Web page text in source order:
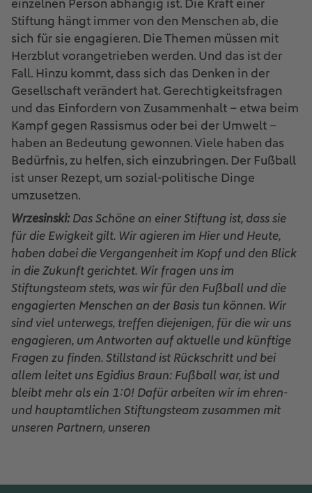
einzelnen Person abhängig ist. Die Kraft einer
Stiftung hängt immer von den Menschen ab, die
sich für sie engagieren. Die Themen müssen mit
Herzblut vorangetrieben werden. Und das ist der
Fall. Hinzu kommt, dass sich das Denken in der
Gesellschaft verändert hat. Gerechtigkeitsfragen
und das Einfordern von Zusammenhalt – etwa beim
Kampf gegen Rassismus oder bei der Umwelt –
haben an Bedeutung gewonnen. Viele haben das
Bedürfnis, zu helfen, sich einzubringen. Der Fußball
ist unser Rezept, um sozial-politische Dinge
umzusetzen.
Wrzesinski: Das Schöne an einer Stiftung ist, dass sie
für die Ewigkeit gilt. Wir agieren im Hier und Heute,
haben dabei die Vergangenheit im Kopf und den Blick
in die Zukunft gerichtet. Wir fragen uns im
Stiftungsteam stets, was wir für den Fußball und die
engagierten Menschen an der Basis tun können. Wir
sind viel unterwegs, treffen diejenigen, für die wir uns
engagieren, um Antworten auf aktuelle und künftige
Fragen zu finden. Stillstand ist Rückschritt und bei
allem leitet uns Egidius Braun: Fußball war, ist und
bleibt mehr als ein 1:0! Dafür arbeiten wir im ehren-
und hauptamtlichen Stiftungsteam zusammen mit
unseren Partnern, unseren